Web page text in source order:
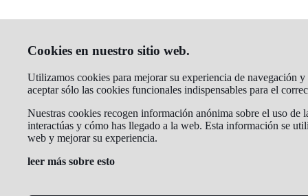
Cookies en nuestro sitio web.
Utilizamos cookies para mejorar su experiencia de navegación
aceptar sólo las cookies funcionales indispensables para el
Nuestras cookies recogen información anónima sobre el uso de
interactúas y cómo has llegado a la web. Esta información se
web y mejorar su experiencia.
leer más sobre esto